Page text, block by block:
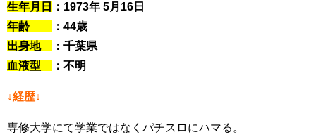
生年月日
：1973年 5月16日
年齢
：44歳
出身地
：千葉県
血液型
：不明
↓経歴↓
専修大学にて学業ではなくパチスロにハマる。